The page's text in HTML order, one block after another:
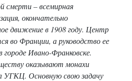
смерти – всемирная
окончательно
движение в 1908 году. Центр
во Франции, а руководство ее
городе Ивано-Франковске.
оказывают монахи
УГКЦ. Основную свою задачу